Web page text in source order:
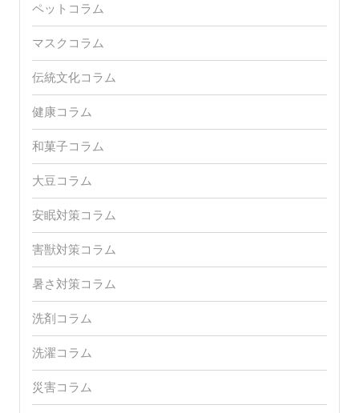
ペットコラム
マスクコラム
伝統文化コラム
健康コラム
和菓子コラム
大豆コラム
安眠対策コラム
害獣対策コラム
暑さ対策コラム
洗剤コラム
洗濯コラム
災害コラム